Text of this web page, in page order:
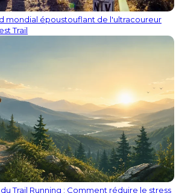
mondial époustouflant de l'ultracoureur
Trail
Trail Running : Comment réduire le stress